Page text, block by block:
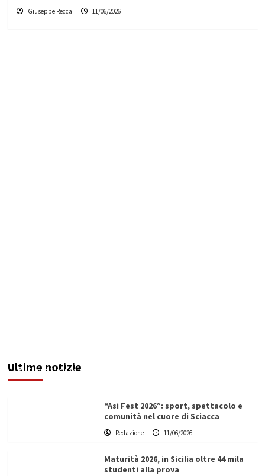
Giuseppe Recca 11/06/2026
Ultime notizie
Filippo Cardinale
“Asi Fest 2026”: sport, spettacolo e
comunità nel cuore di Sciacca
Redazione 11/06/2026
Maturità 2026, in Sicilia oltre 44 mila
studenti alla prova